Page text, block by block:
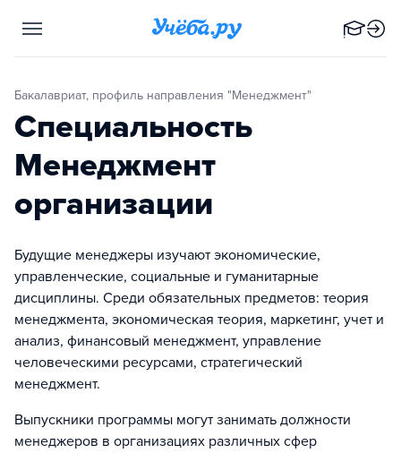
Бакалавриат, профиль направления "Менеджмент"
Специальность
Менеджмент
организации
Будущие менеджеры изучают экономические,
управленческие, социальные и гуманитарные
дисциплины. Среди обязательных предметов: теория
менеджмента, экономическая теория, маркетинг, учет и
анализ, финансовый менеджмент, управление
человеческими ресурсами, стратегический
менеджмент.
Выпускники программы могут занимать должности
менеджеров в организациях различных сфер